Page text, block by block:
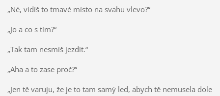
„Né, vidíš to tmavé místo na svahu vlevo?“
„Jo a co s tím?“
„Tak tam nesmíš jezdit.“
„Aha a to zase proč?“
„Jen tě varuju, že je to tam samý led, abych tě nemusela dole